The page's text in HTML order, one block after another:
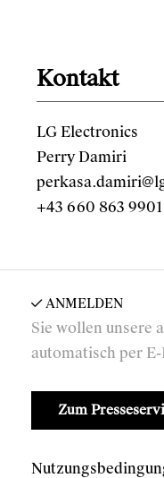
Kontakt
LG Electronics
Perry Damiri
+43 660 863 9901
ANMELDEN
Sie wollen unsere
automatisch per
Zum